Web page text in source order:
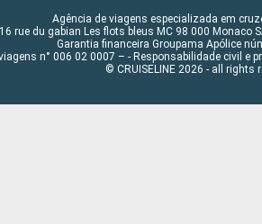
Agência de viagens especializada em
16 rue du gabian Les flots bleus MC 98 000 Monaco
Garantia financeira Groupama Apólice
n° 006 02 0007 – - Responsabilidade civil e
© CRUISELINE 2026 - all rights